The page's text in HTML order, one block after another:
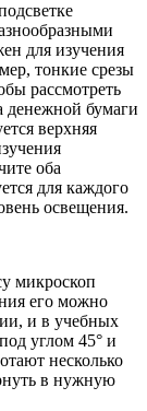
для изучения
тонкие срезы
рассмотреть
денежной бумаги
верхняя
оба
для каждого
освещения.
микроскоп
его можно
и в учебных
углом 45° и
несколько
в нужную